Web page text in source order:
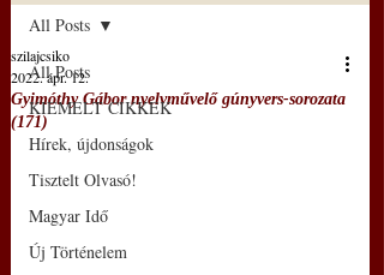
All Posts
KIEMELT CIKKEK
Hírek, újdonságok
Tisztelt Olvasó!
Magyar Idő
Új Történelem
All Posts
Gyimóthy Gábor nyelvművelő gúnyvers-sorozata
(171)
szilajcsiko
2022. ápr. 12.